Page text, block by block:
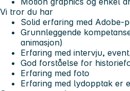
Vi tror du har
Solid erfaring med Adobe-
Grunnleggende
animasjon)
Erfaring med intervju,
God forståelse for
Erfaring med foto
Erfaring med lydopptak er